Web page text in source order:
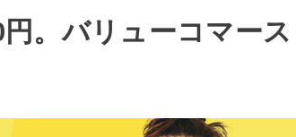
。バリューコマース